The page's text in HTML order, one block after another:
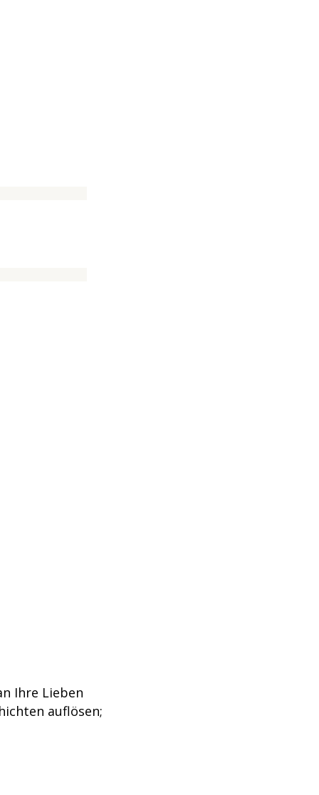
Ihre Lieben
auflösen;